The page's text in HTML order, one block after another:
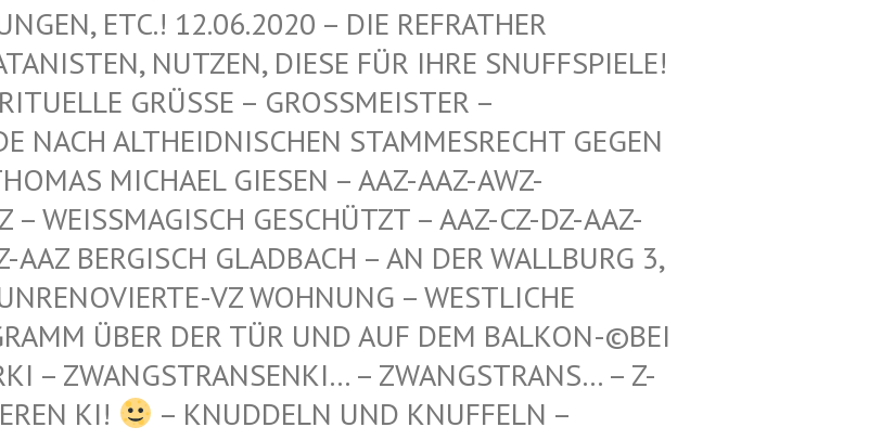
ETC.! 12.06.2020 – DIE REFRATHER SA
NUTZEN, DIESE FÜR IHRE SNUFFSPIELE! KE
GRÜSSE – GROSSMEISTER – ALTHE
ALTHEIDNISCHEN STAMMESRECHT GEGEN DEUTS
MICHAEL GIESEN – AAZ-AAZ-AWZ-SPIEL
GESCHÜTZT – AAZ-CZ-DZ-AAZ-ZZ-LZ-
GLADBACH – AN DER WALLBURG 3, 5. ETA
VZ WOHNUNG – WESTLICHE RICHTU
DER TÜR UND AUF DEM BALKON-©BEI DEN BUN
– ZWANGSTRANS… – Z-WAIKI –
– KNUDDELN UND KNUFFELN –